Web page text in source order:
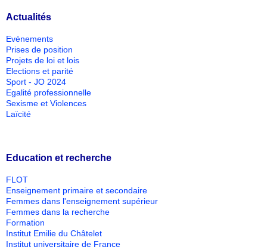
Actualités
Evénements
Prises de position
Projets de loi et lois
Elections et parité
Sport - JO 2024
Egalité professionnelle
Sexisme et Violences
Laïcité
Education et recherche
FLOT
Enseignement primaire et secondaire
Femmes dans l'enseignement supérieur
Femmes dans la recherche
Formation
Institut Emilie du Châtelet
Institut universitaire de France